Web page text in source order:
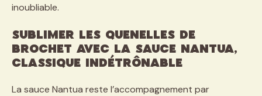
inoubliable.
Sublimer les quenelles de
brochet avec la sauce Nantua,
classique indétrônable
La sauce Nantua reste l’accompagnement par